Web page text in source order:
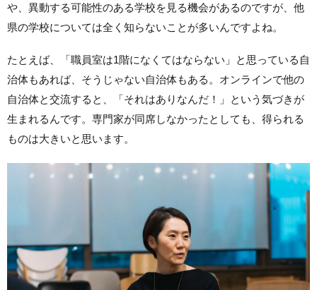
や、異動する可能性のある学校を見る機会があるのですが、他
県の学校については全く知らないことが多いんですよね。
たとえば、「職員室は1階になくてはならない」と思っている自
治体もあれば、そうじゃない自治体もある。オンラインで他の
自治体と交流すると、「それはありなんだ！」という気づきが
生まれるんです。専門家が同席しなかったとしても、得られる
ものは大きいと思います。